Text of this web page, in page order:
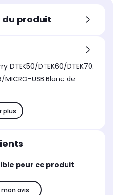
produit
DTEK50/DTEK60/DTEK70.
USB Blanc de
plus
pour ce produit
mon avis